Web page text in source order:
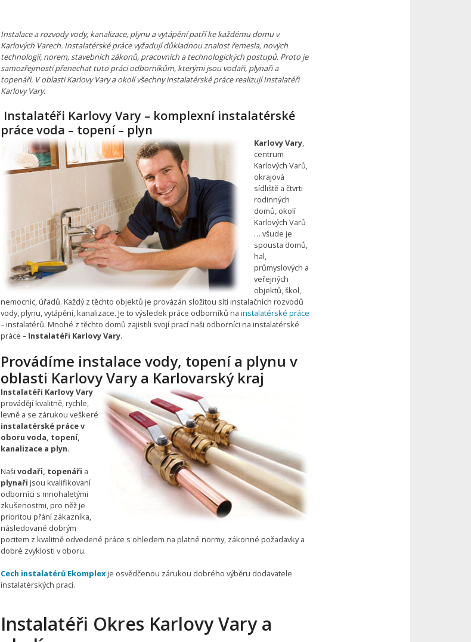
Instalace a rozvody vody, kanalizace, plynu a vytápění patří ke každému domu v
Karlových Varech. Instalatérské práce vyžadují důkladnou znalost řemesla, nových
technologií, norem, stavebních zákonů, pracovních a technologických postupů. Proto je
samozřejmostí přenechat tuto práci odborníkům, kterými jsou vodaři, plynaři a
topenáři. V oblasti Karlovy Vary a okolí všechny instalatérské práce realizují Instalatéři
Karlovy Vary.
Instalatéři Karlovy Vary – komplexní instalatérské
práce voda – topení – plyn
Karlovy Vary,
centrum
Karlových Varů,
okrajová
sídliště a čtvrti
rodinných
domů, okolí
Karlových Varů
… všude je
spousta domů,
hal,
průmyslových a
veřejných
objektů, škol,
nemocnic, úřadů. Každý z těchto objektů je provázán složitou sítí instalačních rozvodů
vody, plynu, vytápění, kanalizace. Je to výsledek práce odborníků na instalatérské práce
– instalatérů. Mnohé z těchto domů zajistili svojí prací naši odborníci na instalatérské
práce – Instalatéři Karlovy Vary.
Provádíme instalace vody, topení a plynu v
oblasti Karlovy Vary a Karlovarský kraj
Instalatéři Karlovy Vary
provádějí kvalitně, rychle,
levně a se zárukou veškeré
instalatérské práce v
oboru voda, topení,
kanalizace a plyn.
Naši vodaři, topenáři a
plynaři jsou kvalifikovaní
odborníci s mnohaletými
zkušenostmi, pro něž je
prioritou přání zákazníka,
následované dobrým
pocitem z kvalitně odvedené práce s ohledem na platné normy, zákonné požadavky a
dobré zvyklosti v oboru.
Cech instalatérů Ekomplexje osvědčenou zárukou dobrého výběru dodavatele
instalatérských prací.
Instalatéři Okres Karlovy Vary a